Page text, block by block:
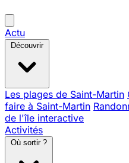
Actu
Découvrir
Les plages de Saint-Martin
faire à Saint-Martin
de l'île interactive
Activités
Où sortir ?